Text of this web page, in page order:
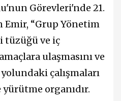
Görevleri'nde 21.
Emir, “Grup Yönetim
tüzüğü ve iç
ulaşmasını ve
çalışmaları
organıdır.